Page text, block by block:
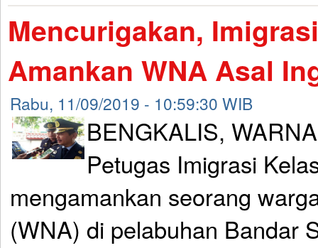
Mencurigakan,
Amankan WNA Asal
Rabu, 11/09/2019 - 10:59:30 WIB
BENGKALIS,
Petugas Imigrasi
mengamankan seorang
(WNA) di pelabuhan Bandar